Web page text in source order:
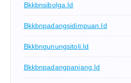
Bkkbnsibolga.id
Bkkbnpadangsidimpuan.id
Bkkbngunungsitoli.id
Bkkbnpadangpanjang.id